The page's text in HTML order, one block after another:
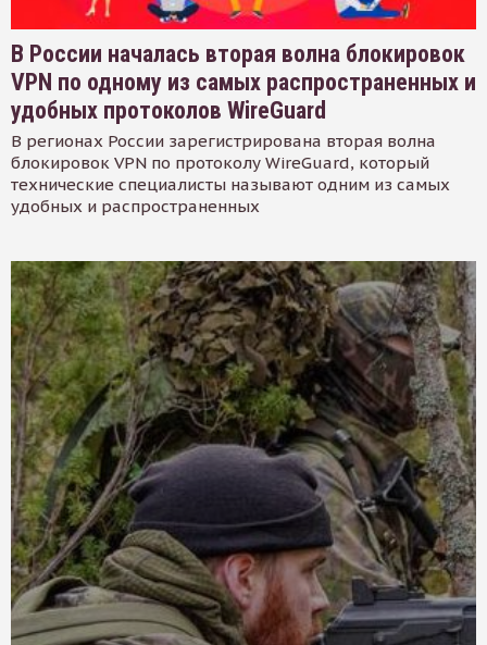
В России началась вторая волна блокировок
VPN по одному из самых распространенных и
удобных протоколов WireGuard
В регионах России зарегистрирована вторая волна
блокировок VPN по протоколу WireGuard, который
технические специалисты называют одним из самых
удобных и распространенных